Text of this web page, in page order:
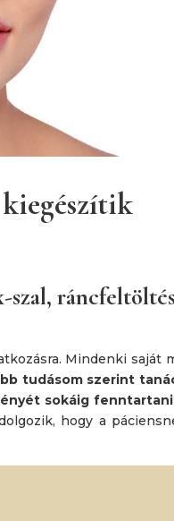
Mindenki saját
tudásom szerint
sokáig
hogy a